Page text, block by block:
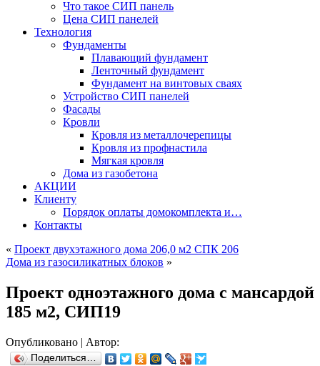
Что такое СИП панель
Цена СИП панелей
Технология
Фундаменты
Плавающий фундамент
Ленточный фундамент
Фундамент на винтовых сваях
Устройство СИП панелей
Фасады
Кровли
Кровля из металлочерепицы
Кровля из профнастила
Мягкая кровля
Дома из газобетона
АКЦИИ
Клиенту
Порядок оплаты домокомплекта и…
Контакты
« Проект двухэтажного дома 206,0 м2 СПК 206
Дома из газосиликатных блоков »
Проект одноэтажного дома с мансардой
185 м2, СИП19
Опубликовано | Автор:
Поделиться…